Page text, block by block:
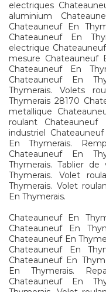
electriques
aluminium
Chateauneuf En
Chateauneuf En
electrique
mesure Chateauneuf
Chateauneuf En
Chateauneuf En
Thymerais. Volets
Thymerais 28170
metallique
roulant Chateauneuf
industriel
En Thymerais.
Chateauneuf En
Thymerais. Tablier
Thymerais. Volet
Thymerais. Volet
En Thymerais.
Chateauneuf En
Chateauneuf En
Chateauneuf En
Chateauneuf En
Chateauneuf En
En Thymerais.
Chateauneuf En